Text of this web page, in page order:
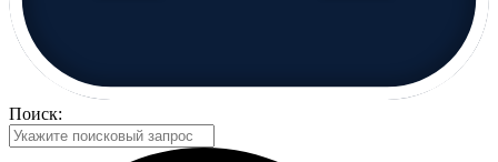
Поиск: